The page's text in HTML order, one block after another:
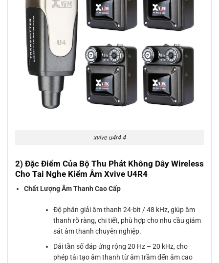
xvive u4r4 4
2) Đặc Điểm Của Bộ Thu Phát Không Dây Wireless
Cho Tai Nghe Kiểm Âm Xvive U4R4
Chất Lượng Âm Thanh Cao Cấp
Độ phân giải âm thanh 24-bit / 48 kHz, giúp âm
thanh rõ ràng, chi tiết, phù hợp cho nhu cầu giám
sát âm thanh chuyên nghiệp.
Dải tần số đáp ứng rộng 20 Hz – 20 kHz, cho
phép tái tạo âm thanh từ âm trầm đến âm cao